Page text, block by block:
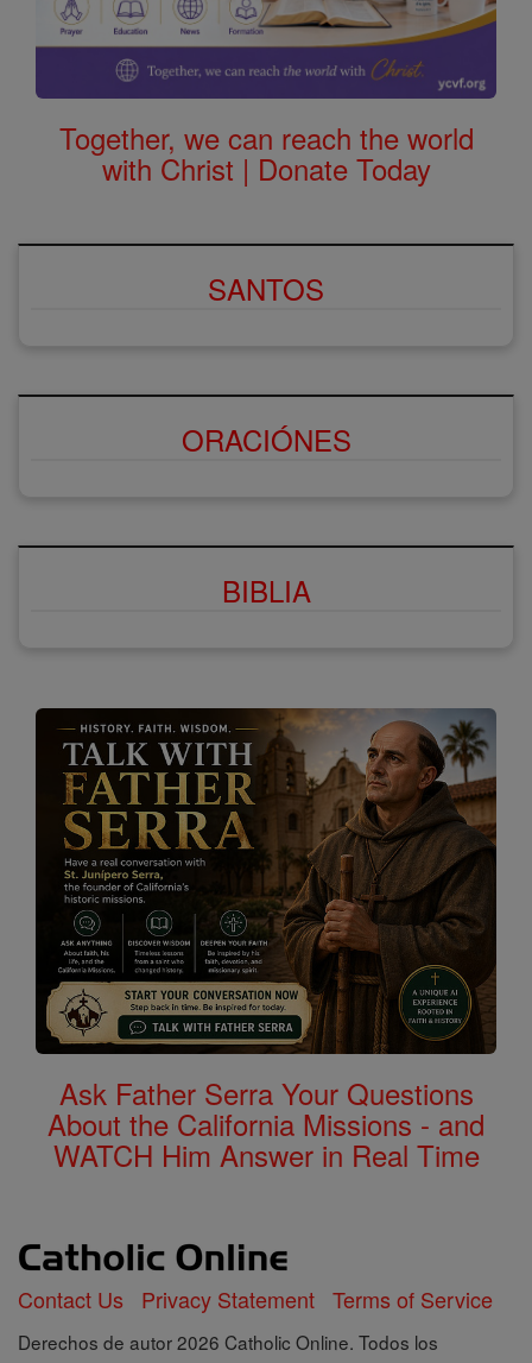
Together, we can reach the world
with Christ | Donate Today
SANTOS
ORACIÓNES
BIBLIA
Ask Father Serra Your Questions
About the California Missions - and
WATCH Him Answer in Real Time
Contact Us Privacy Statement Terms of Service
Derechos de autor 2026 Catholic Online. Todos los